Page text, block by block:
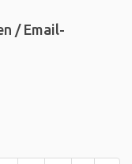
/ Email-